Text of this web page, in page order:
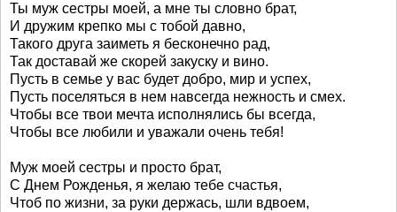
Ты муж сестры моей, а мне ты словно брат,
И дружим крепко мы с тобой давно,
Такого друга заиметь я бесконечно рад,
Так доставай же скорей закуску и вино.
Пусть в семье у вас будет добро, мир и успех,
Пусть поселяться в нем навсегда нежность и смех.
Чтобы все твои мечта исполнялись бы всегда,
Чтобы все любили и уважали очень тебя!
Муж моей сестры и просто брат,
С Днем Рожденья, я желаю тебе счастья,
Чтоб по жизни, за руки держась, шли вдвоем,